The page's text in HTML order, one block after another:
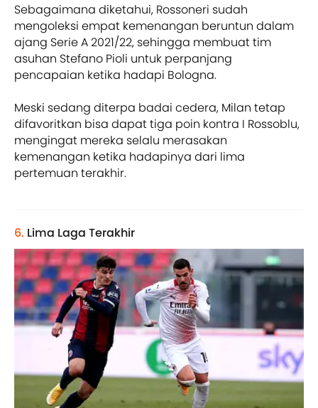
Sebagaimana diketahui, Rossoneri sudah
mengoleksi empat kemenangan beruntun dalam
ajang Serie A 2021/22, sehingga membuat tim
asuhan Stefano Pioli untuk perpanjang
pencapaian ketika hadapi Bologna.
Meski sedang diterpa badai cedera, Milan tetap
difavoritkan bisa dapat tiga poin kontra I Rossoblu,
mengingat mereka selalu merasakan
kemenangan ketika hadapinya dari lima
pertemuan terakhir.
6. Lima Laga Terakhir